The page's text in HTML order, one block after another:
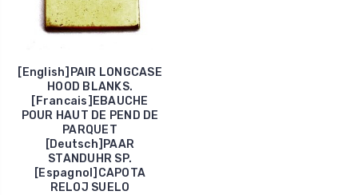
[English]PAIR LONGCASE
HOOD BLANKS.
[Francais]EBAUCHE
POUR HAUT DE PEND DE
PARQUET
[Deutsch]PAAR
STANDUHR SP.
[Espagnol]CAPOTA
RELOJ SUELO